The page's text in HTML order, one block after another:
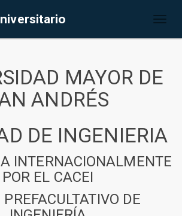
MAYOR DE
ANDRÉS
DE INGENIERIA
INTERNACIONALMENTE
POR EL CACEI
PREFACULTATIVO DE